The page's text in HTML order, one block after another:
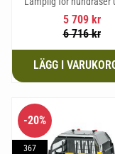
38 cm i mankhöjd.
5 709kr
6 716kr
20%
367